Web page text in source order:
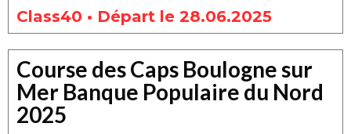
Class40 • Départ le 28.06.2025
Course des Caps Boulogne sur
Mer Banque Populaire du Nord
2025